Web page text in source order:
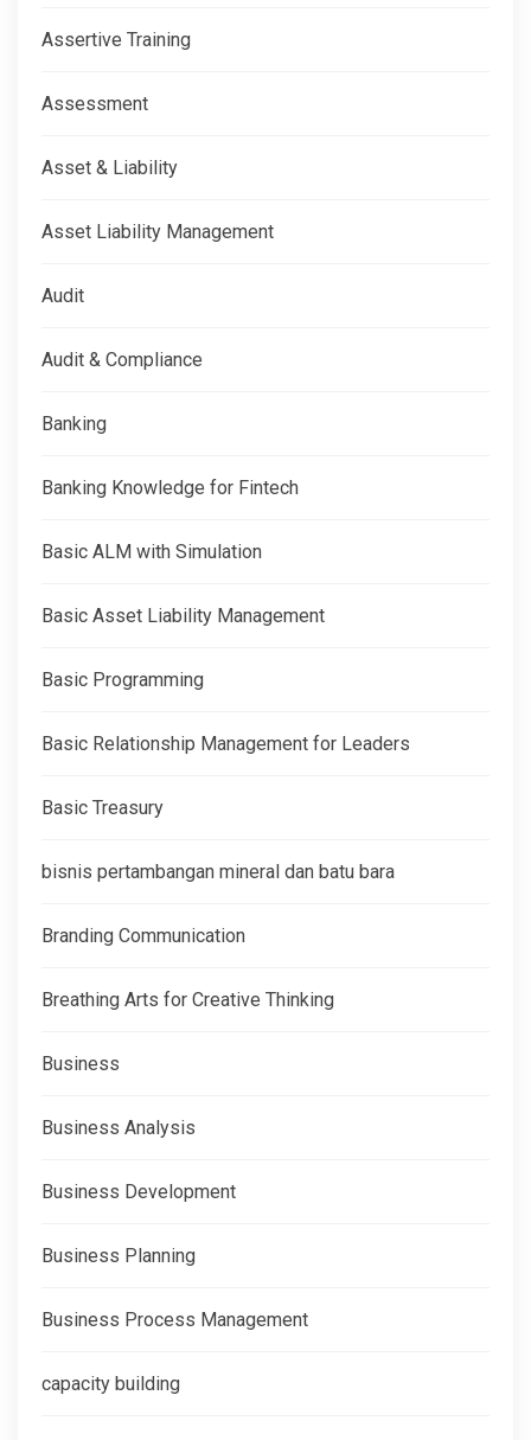
Assertive Training
Assessment
Asset & Liability
Asset Liability Management
Audit
Audit & Compliance
Banking
Banking Knowledge for Fintech
Basic ALM with Simulation
Basic Asset Liability Management
Basic Programming
Basic Relationship Management for Leaders
Basic Treasury
bisnis pertambangan mineral dan batu bara
Branding Communication
Breathing Arts for Creative Thinking
Business
Business Analysis
Business Development
Business Planning
Business Process Management
capacity building